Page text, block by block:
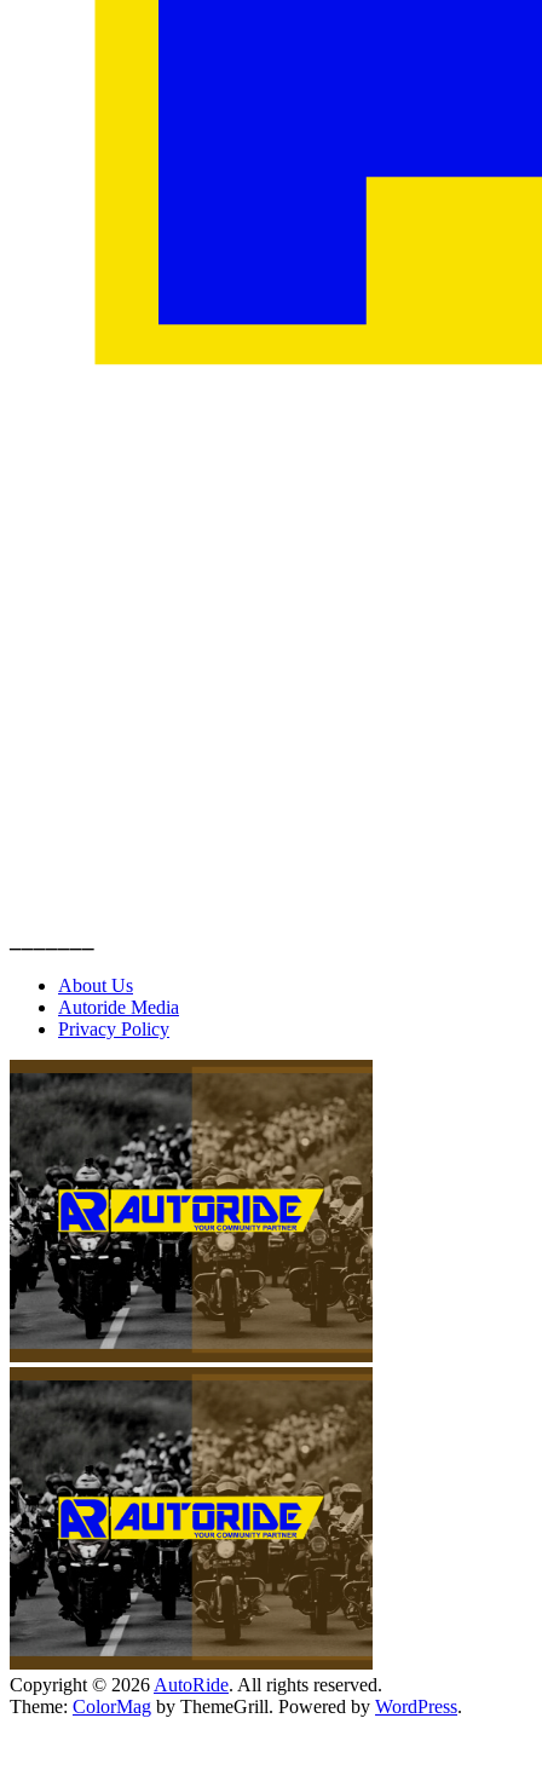
About Us
Autoride Media
Privacy Policy
Copyright © 2026AutoRide. All rights reserved.
Theme: ColorMag by ThemeGrill. Powered by WordPress.